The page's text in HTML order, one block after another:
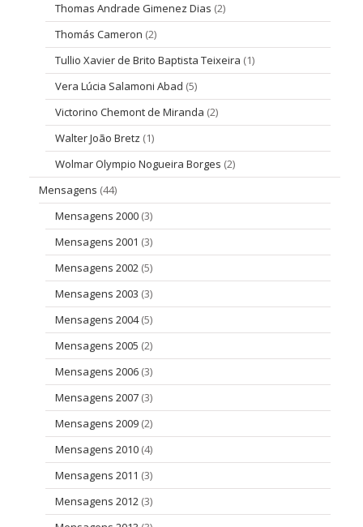
Thomas Andrade Gimenez Dias (2)
Thomás Cameron (2)
Tullio Xavier de Brito Baptista Teixeira (1)
Vera Lúcia Salamoni Abad (5)
Victorino Chemont de Miranda (2)
Walter João Bretz (1)
Wolmar Olympio Nogueira Borges (2)
Mensagens (44)
Mensagens 2000 (3)
Mensagens 2001 (3)
Mensagens 2002 (5)
Mensagens 2003 (3)
Mensagens 2004(5)
Mensagens 2005 (2)
Mensagens 2006 (3)
Mensagens 2007 (3)
Mensagens 2009 (2)
Mensagens 2010 (4)
Mensagens 2011 (3)
Mensagens 2012 (3)